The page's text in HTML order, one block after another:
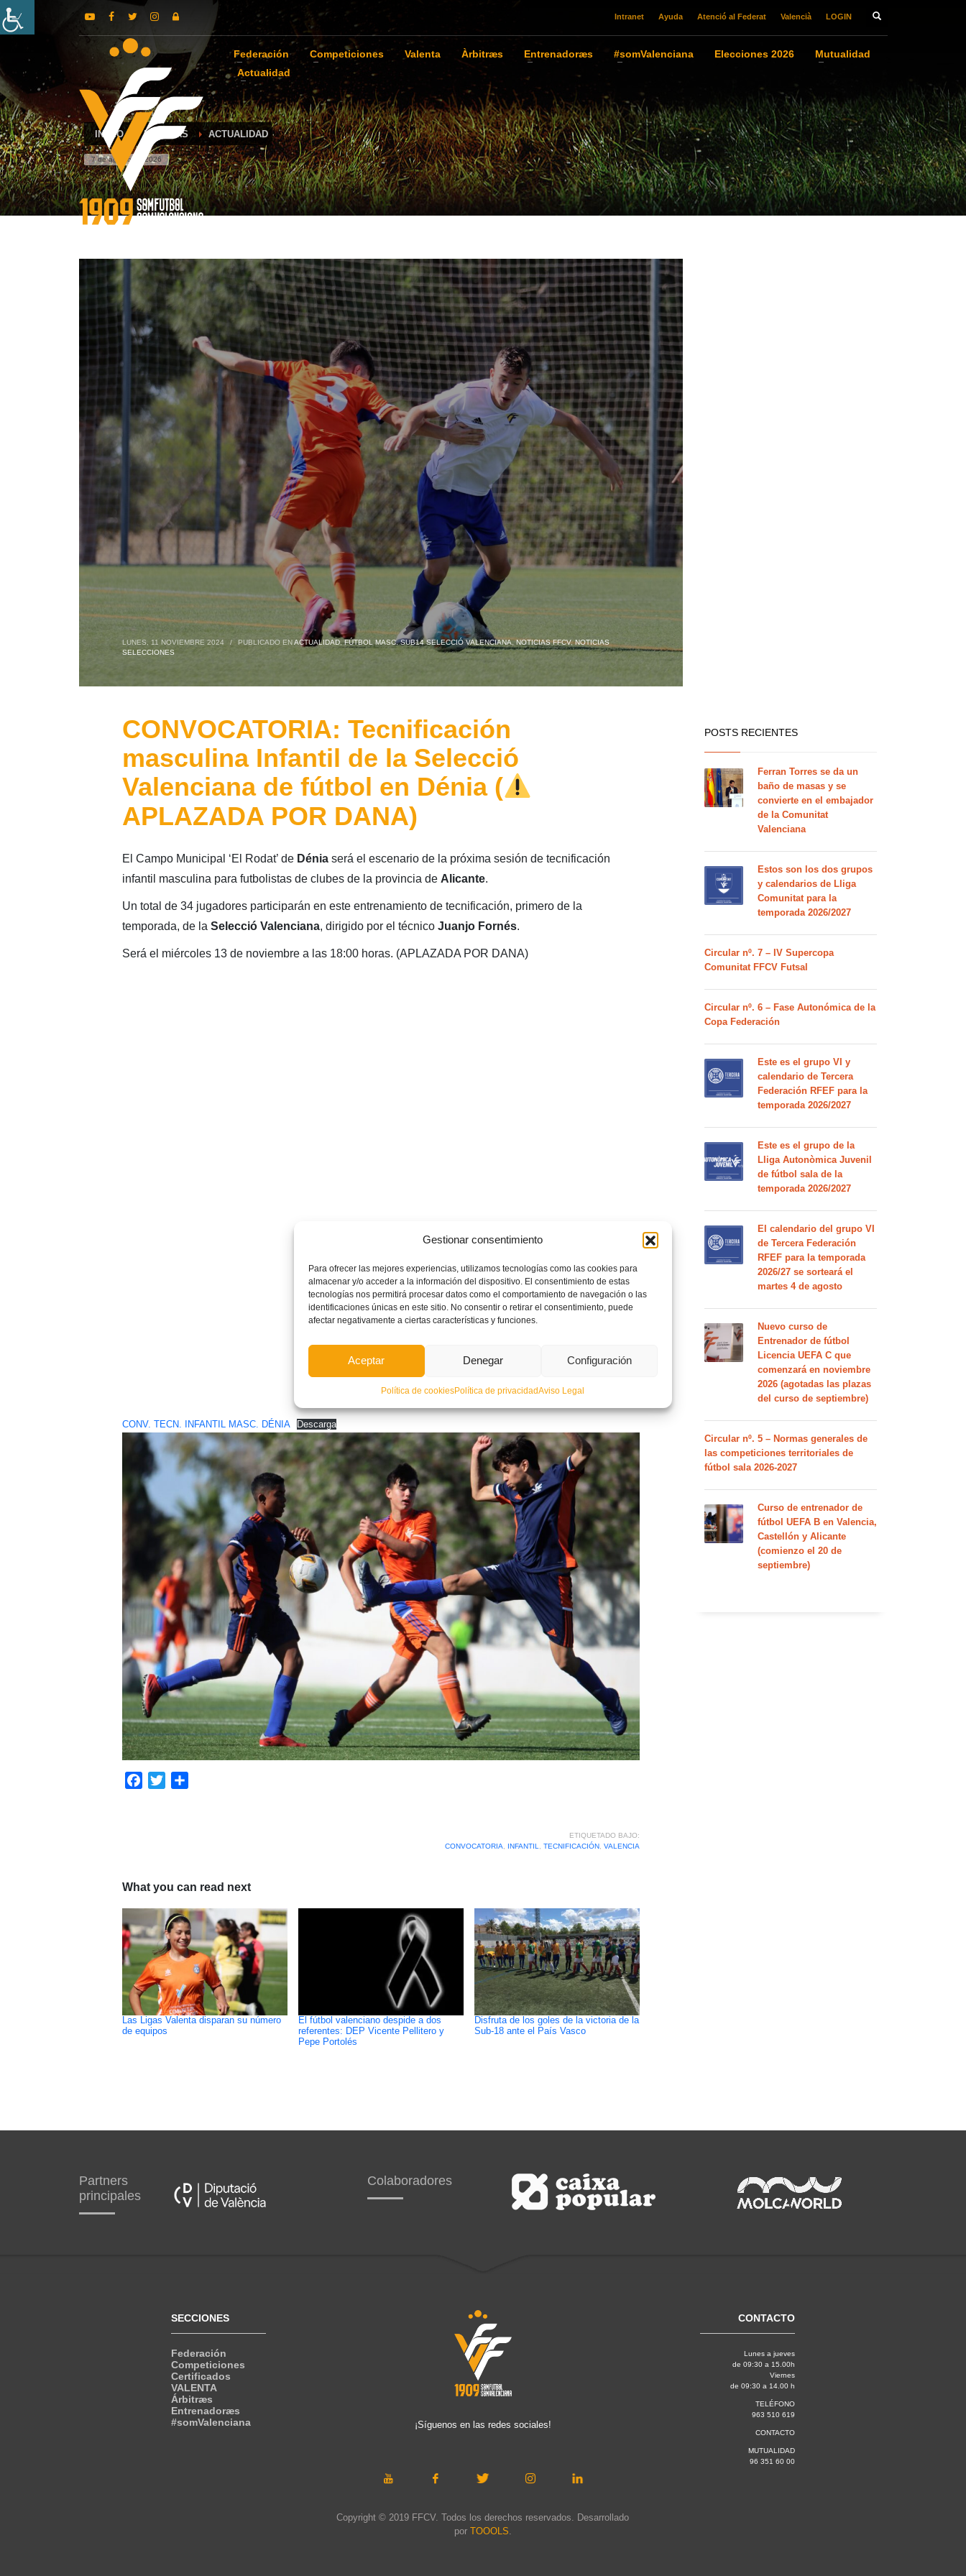
Gestionar consentimiento
Para ofrecer las mejores experiencias, utilizamos tecnologías como las cookies para
almacenar y/o acceder a la información del dispositivo. El consentimiento de estas
tecnologías nos permitirá procesar datos como el comportamiento de navegación o las
identificaciones únicas en este sitio. No consentir o retirar el consentimiento, puede
afectar negativamente a ciertas características y funciones.
Aceptar Denegar Configuración
Política de cookiesPolítica de privacidadAviso Legal
Intranet Ayuda Atenció al Federat Valencià LOGIN
Federación Competiciones Valenta Àrbitræs Entrenadoræs #somValenciana Elecciones 2026
Mutualidad
Actualidad
INICIO NOTICIAS ACTUALIDAD
7 de agosto de 2026
LUNES, 11 NOVIEMBRE 2024 / PUBLICADO ENACTUALIDAD,FÚTBOL MASC. SUB14 SELECCIÓ VALENCIANA,NOTICIAS FFCV,NOTICIAS
SELECCIONES
CONVOCATORIA: Tecnificación
masculina Infantil de la Selecció
Valenciana de fútbol en Dénia (
APLAZADA POR DANA)
El Campo Municipal ‘El Rodat’ de Déniaserá el escenario de la próxima sesión de tecnificación
infantil masculina para futbolistas de clubes de la provincia de Alicante.
Un total de 34 jugadores participarán en este entrenamiento de tecnificación, primero de la
temporada, de la Selecció Valenciana, dirigido por el técnico Juanjo Fornés.
Será el miércoles 13 de noviembre a las 18:00 horas. (APLAZADA POR DANA)
CONV. TECN. INFANTIL MASC. DÉNIA Descarga
Facebook
Twitter
ETIQUETADO BAJO:
CONVOCATORIA
INFANTIL TECNIFICACIÓN, VALENCIA
What you can read next
Las Ligas Valenta disparan su número
de equipos
El fútbol valenciano despide a dos
referentes: DEP Vicente Pellitero y
Pepe Portolés
Disfruta de los goles de la victoria de la
Sub-18 ante el País Vasco
POSTS RECIENTES
Ferran Torres se da un
baño de masas y se
convierte en el embajador
de la Comunitat
Valenciana
Estos son los dos grupos
y calendarios de Lliga
Comunitat para la
temporada 2026/2027
Circular nº. 7 – IV Supercopa
Comunitat FFCV Futsal
Circular nº. 6 – Fase Autonómica de la
Copa Federación
Este es el grupo VI y
calendario de Tercera
Federación RFEF para la
temporada 2026/2027
Este es el grupo de la
Lliga Autonòmica Juvenil
de fútbol sala de la
temporada 2026/2027
El calendario del grupo VI
de Tercera Federación
RFEF para la temporada
2026/27 se sorteará el
martes 4 de agosto
Nuevo curso de
Entrenador de fútbol
Licencia UEFA C que
comenzará en noviembre
2026 (agotadas las plazas
del curso de septiembre)
Circular nº. 5 – Normas generales de
las competiciones territoriales de
fútbol sala 2026-2027
Curso de entrenador de
fútbol UEFA B en Valencia,
Castellón y Alicante
(comienzo el 20 de
septiembre)
Partners
principales
Colaboradores
SECCIONES
Federación
Competiciones
Certificados
VALENTA
Árbitræs
Entrenadoræs
#somValenciana
¡Síguenos en las redes sociales!
Copyright © 2019 FFCV. Todos los derechos reservados. Desarrollado
por TOOOLS.
CONTACTO
Lunes a jueves
de 09:30 a 15.00h
Viernes
de 09:30 a 14.00 h
TELÉFONO
963 510 619
CONTACTO
MUTUALIDAD
96 351 60 00